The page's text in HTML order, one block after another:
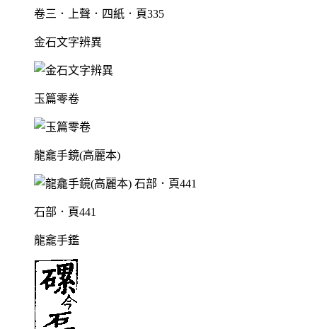
卷三．上聲．四紙．頁335
金石文字辨異
玉篇零卷
龍龕手鏡(高麗本)
石部．頁441
龍龕手鑑